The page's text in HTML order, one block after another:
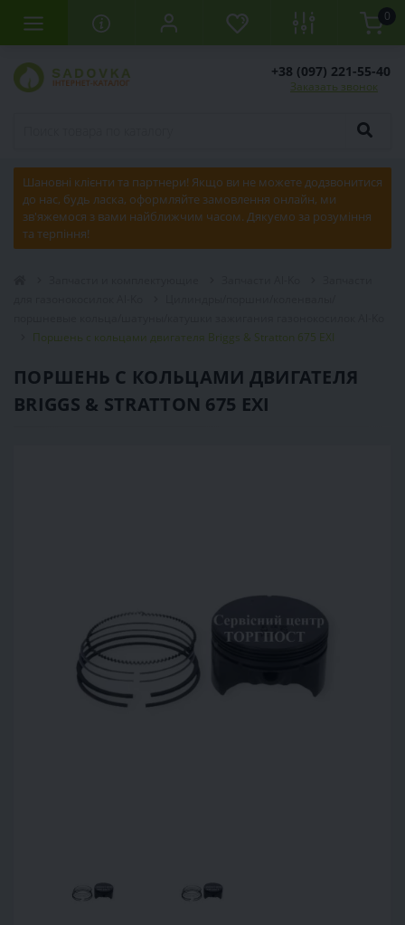
0
+38 (097) 221-55-40
Заказать звонок
Шановні клієнти та партнери! Якщо ви не можете додзвонитися
до нас, будь ласка, оформляйте замовлення онлайн, ми
зв'яжемося з вами найближчим часом. Дякуємо за розуміння
та терпіння!
Поршень с кольцами двигателя Briggs & Stratton 675 EXI
ПОРШЕНЬ С КОЛЬЦАМИ ДВИГАТЕЛЯ
BRIGGS & STRATTON 675 EXI